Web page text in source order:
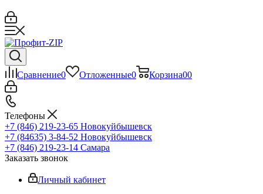
Сравнение0 Отложенные0 Корзина00
Телефоны
+7 (846) 219-23-65 Новокуйбышевск
+7 (84635) 3-84-52 Новокуйбышевск
+7 (846) 219-23-14 Самара
Заказать звонок
Личный кабинет